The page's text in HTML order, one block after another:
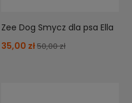
Zee Dog Smycz dla psa Ella
35,00 zł50,00 zł